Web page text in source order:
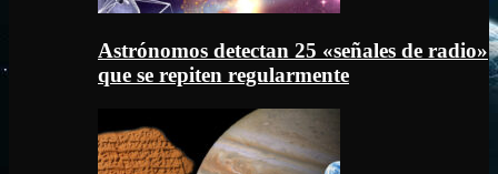
Astrónomos detectan 25 «señales de radio»
que se repiten regularmente